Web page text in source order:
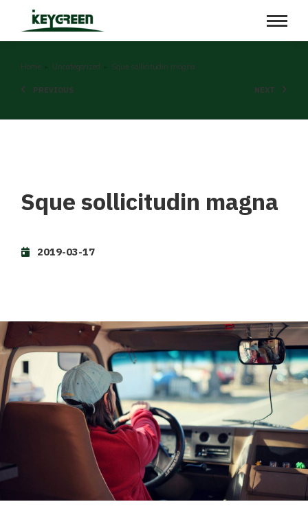
You are here:
Home Uncategorized Sque sollicitudin magna
PREVIOUS NEXT
Sque sollicitudin magna
2019-03-17